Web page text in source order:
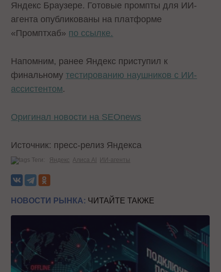
Яндекс Браузере. Готовые промпты для ИИ-
агента опубликованы на платформе
«Промптхаб» по ссылке.
Напомним, ранее Яндекс приступил к
финальномутестированию наушников с ИИ-
ассистентом.
Оригинал новости на SEOnews
Источник: пресс-релиз Яндекса
Теги: Яндекс Алиса AI ИИ-агенты
НОВОСТИ РЫНКА: ЧИТАЙТЕ ТАКЖЕ